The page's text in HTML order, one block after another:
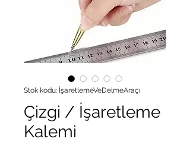
Stok kodu: İşaretlemeVeDelmeAraçı
Çizgi / İşaretleme
Kalemi